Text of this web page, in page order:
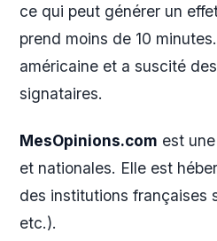
ce qui peut générer un
prend moins de 10
américaine et a suscité
signataires.
MesOpinions.com est
et nationales. Elle est
des institutions françaises
etc.).